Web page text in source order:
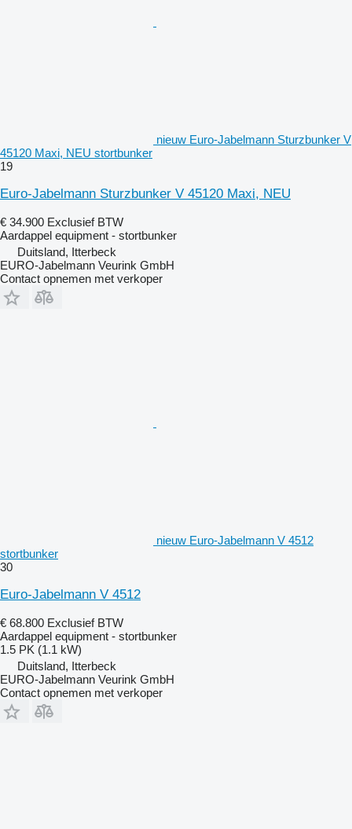
nieuw Euro-Jabelmann Sturzbunker V
45120 Maxi, NEU stortbunker
19
Euro-Jabelmann Sturzbunker V 45120 Maxi, NEU
€ 34.900 Exclusief BTW
Aardappel equipment - stortbunker
Duitsland, Itterbeck
EURO-Jabelmann Veurink GmbH
Contact opnemen met verkoper
nieuw Euro-Jabelmann V 4512
stortbunker
30
Euro-Jabelmann V 4512
€ 68.800 Exclusief BTW
Aardappel equipment - stortbunker
1.5 PK (1.1 kW)
Duitsland, Itterbeck
EURO-Jabelmann Veurink GmbH
Contact opnemen met verkoper